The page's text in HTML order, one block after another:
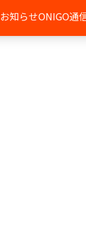
お知らせONIGO通